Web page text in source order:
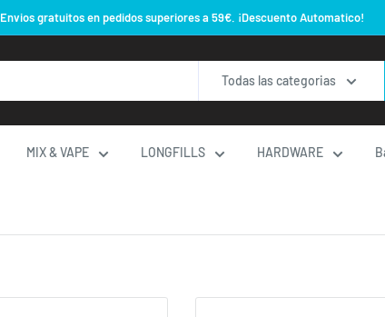
Envios gratuitos en pedidos superiores a 59€. ¡Descuento Automatico!
Todas las categorias
MIX & VAPE LONGFILLS HARDWARE